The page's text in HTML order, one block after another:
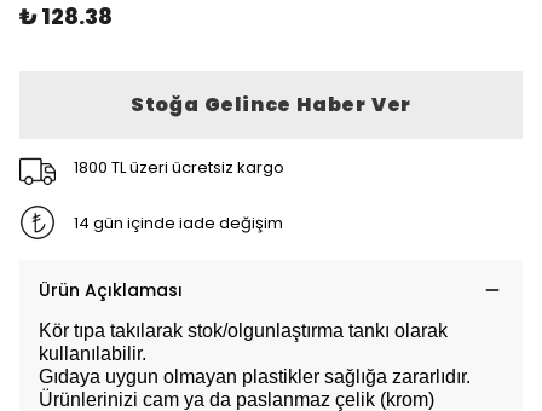
₺ 128.38
Stoğa Gelince Haber Ver
1800 TL üzeri ücretsiz kargo
14 gün içinde iade değişim
Ürün Açıklaması
Kör tıpa takılarak stok/olgunlaştırma tankı olarak
kullanılabilir.
Gıdaya uygun olmayan plastikler sağlığa zararlıdır.
Ürünlerinizi cam ya da paslanmaz çelik (krom)